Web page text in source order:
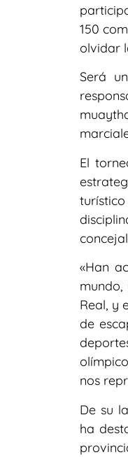
150
olvidar
Será
El
«Han
Real, y
de
nos
De su
ha